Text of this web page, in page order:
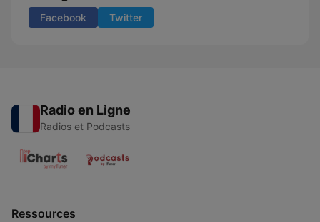
Facebook Twitter
Radio en Ligne
Radios et Podcasts
Ressources